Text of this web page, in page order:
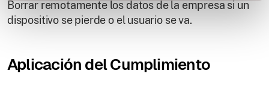
Borrar remotamente los datos de la empresa si un
dispositivo se pierde o el usuario se va.
Aplicación del Cumplimiento